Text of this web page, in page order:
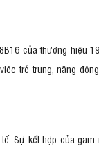
của thương hiệu
trẻ trung, năng
Sự kết hợp của